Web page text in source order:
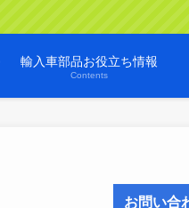
輸入車部品お役立ち情報
Contents
お問い合